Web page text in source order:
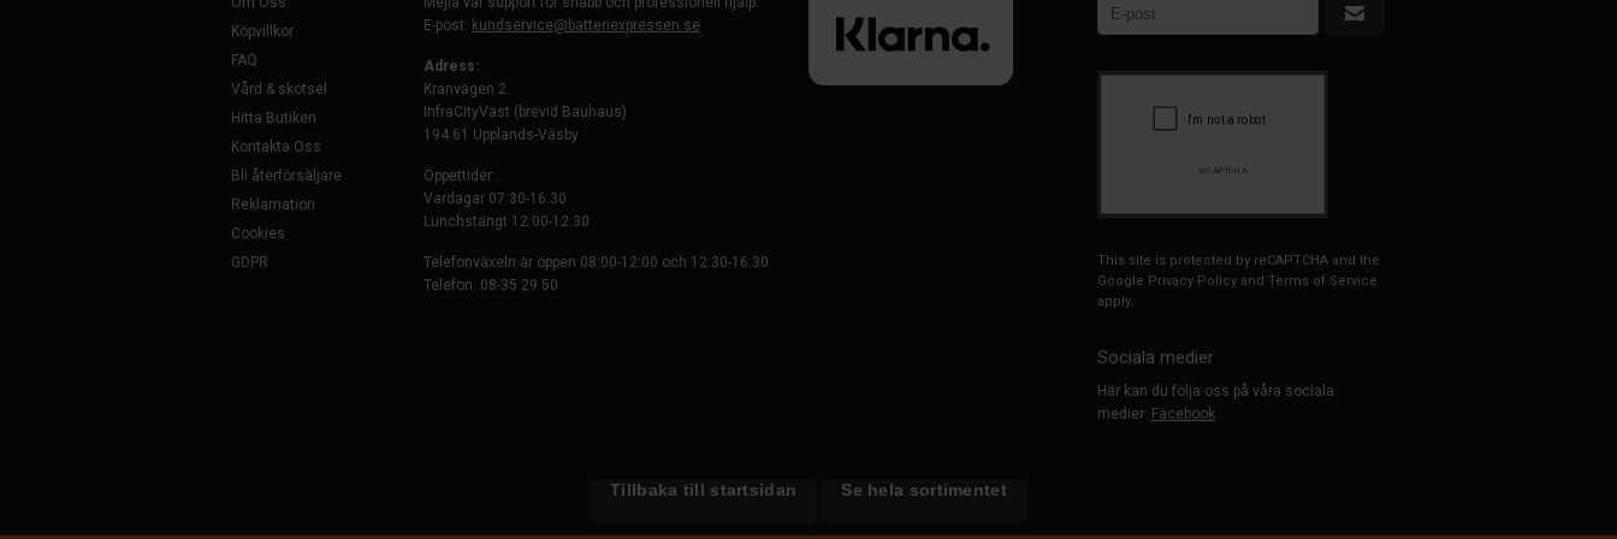
Köpvillkor
FAQ
Vård & skötsel
Hitta Butiken
Kontakta Oss
Bli återförsäljare
Reklamation
Cookies
GDPR
E-post: kundservice@batteriexpressen.se
Adress:
Kranvägen 2
InfraCityVäst (brevid Bauhaus)
194 61 Upplands-Väsby
Öppettider:
Vardagar 07:30-16:30
Lunchstängt 12:00-12:30
Telefonväxeln är öppen 08:00-12:00 och 12:30-16:30
Telefon: 08-35 29 50
This site is protected by reCAPTCHA and the
Google Privacy Policyand Terms of Service
apply.
Sociala medier
Här kan du följa oss på våra sociala
medier: Facebook
Tillbaka till startsidan Se hela sortimentet